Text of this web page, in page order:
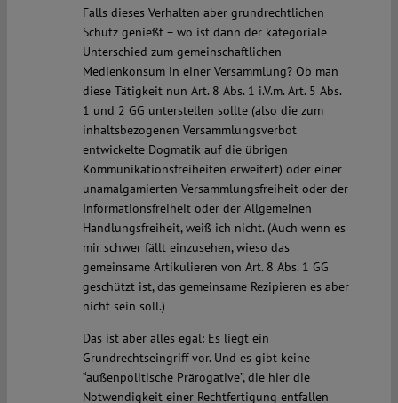
Falls dieses Verhalten aber grundrechtlichen
Schutz genießt – wo ist dann der kategoriale
Unterschied zum gemeinschaftlichen
Medienkonsum in einer Versammlung? Ob man
diese Tätigkeit nun Art. 8 Abs. 1 i.V.m. Art. 5 Abs.
1 und 2 GG unterstellen sollte (also die zum
inhaltsbezogenen Versammlungsverbot
entwickelte Dogmatik auf die übrigen
Kommunikationsfreiheiten erweitert) oder einer
unamalgamierten Versammlungsfreiheit oder der
Informationsfreiheit oder der Allgemeinen
Handlungsfreiheit, weiß ich nicht. (Auch wenn es
mir schwer fällt einzusehen, wieso das
gemeinsame Artikulieren von Art. 8 Abs. 1 GG
geschützt ist, das gemeinsame Rezipieren es aber
nicht sein soll.)
Das ist aber alles egal: Es liegt ein
Grundrechtseingriff vor. Und es gibt keine
“außenpolitische Prärogative”, die hier die
Notwendigkeit einer Rechtfertigung entfallen